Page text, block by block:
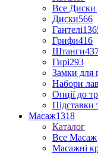
Все Диски
Диски566
Гантелі
Грифи416
Штанги
Гирі293
Замки для
Набори
Опції до
Підставки
Масаж1318
Каталог
Все Масаж
Масажні